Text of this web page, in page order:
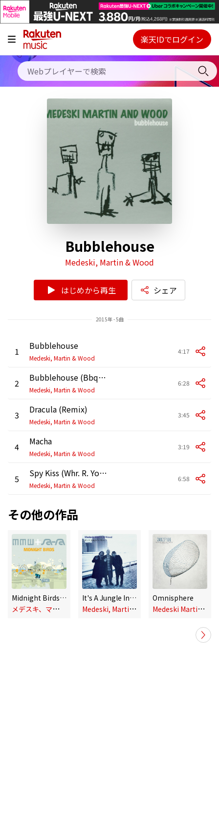
キャンペーン
料金プラン
使い方
Webプレイヤー
ご契約内容の確認・変更
楽天IDでログイン
Bubblehouse
Medeski, Martin & Wood
はじめから再生 シェア
2015年 - 5曲
1 Bubblehouse
Medeski, Martin & Wood
4:17
2 Bubblehouse (Bbq Mix)
Medeski, Martin & Wood
6:28
3 Dracula (Remix)
Medeski, Martin & Wood
3:45
4 Macha
Medeski, Martin & Wood
3:19
5 Spy Kiss (Whr. R. Your Childrn Mix)
Medeski, Martin & Wood
6:58
その他の作品
Midnight Birds (Sa Ra Remix)
メ
デスキ、マーティン&ウッド
It's A Jungle In Here
M
edeski, Martin & Wood
Omnisphere
M
edeski Martin & Wood